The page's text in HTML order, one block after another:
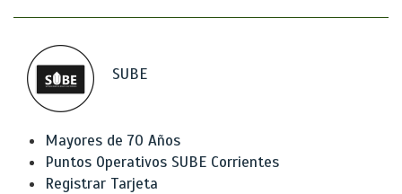
SUBE
Mayores de 70 Años
Puntos Operativos SUBE Corrientes
Registrar Tarjeta